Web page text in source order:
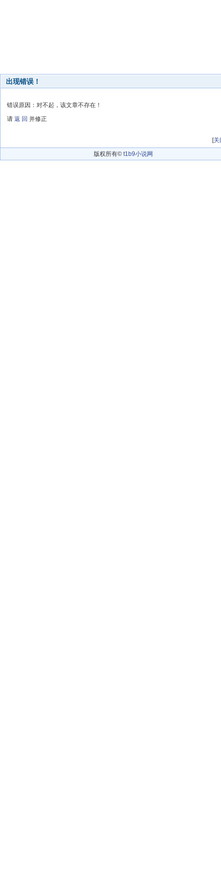
出现错误！
错误原因：对不起，该文章不存在！
请 返 回 并修正
[关
版权所有© t1b9小说网